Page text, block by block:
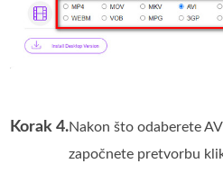
Korak 4.Nakon što odaberete
započnete pretvorbu